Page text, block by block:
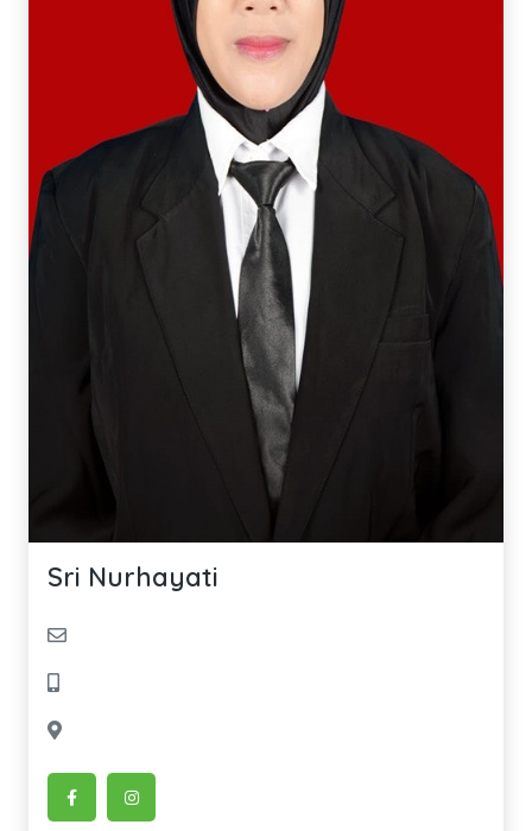
Sri Nurhayati